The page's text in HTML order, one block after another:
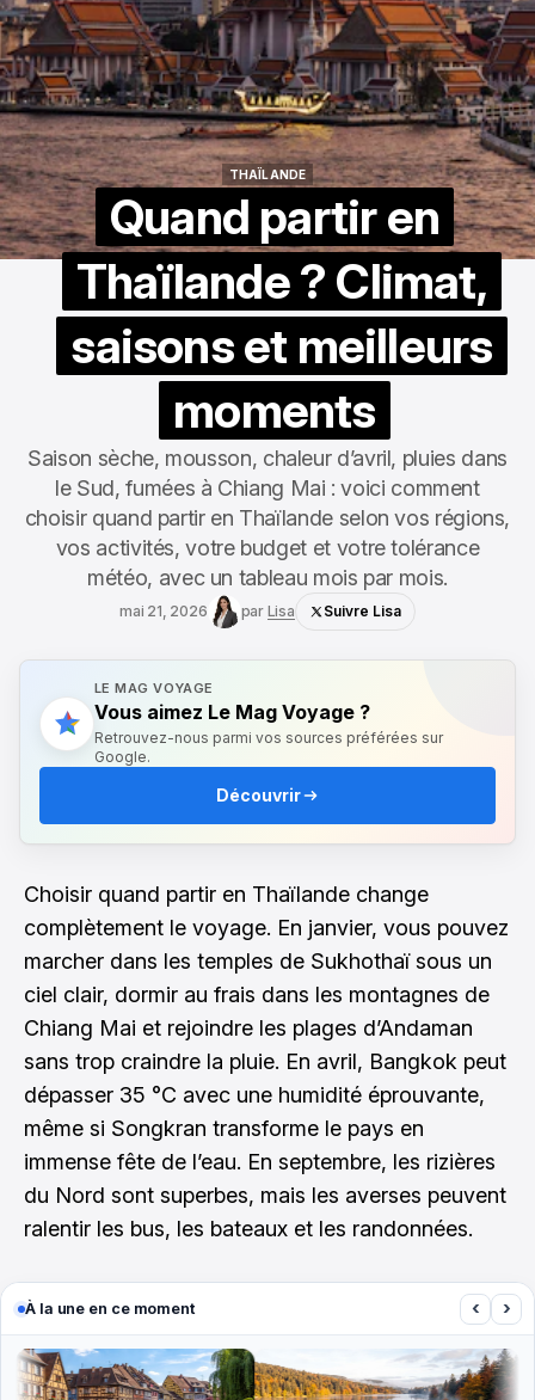
THAÏLANDE
Quand partir en
Thaïlande ? Climat,
saisons et meilleurs
moments
Saison sèche, mousson, chaleur d’avril, pluies dans
le Sud, fumées à Chiang Mai : voici comment
choisir quand partir en Thaïlande selon vos régions,
vos activités, votre budget et votre tolérance
météo, avec un tableau mois par mois.
mai 21, 2026 par Lisa Suivre Lisa
LE MAG VOYAGE
Vous aimez Le Mag Voyage ?
Retrouvez-nous parmi vos sources préférées sur
Google.
Découvrir
Choisir quand partir en Thaïlande change
complètement le voyage. En janvier, vous pouvez
marcher dans les temples de Sukhothaï sous un
ciel clair, dormir au frais dans les montagnes de
Chiang Mai et rejoindre les plages d’Andaman
sans trop craindre la pluie. En avril, Bangkok peut
dépasser 35 °C avec une humidité éprouvante,
même si Songkran transforme le pays en
immense fête de l’eau. En septembre, les rizières
du Nord sont superbes, mais les averses peuvent
ralentir les bus, les bateaux et les randonnées.
À la une en ce moment ‹ ›